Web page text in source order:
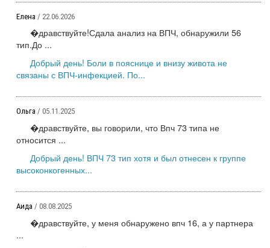
Елена / 22.06.2026
�дравствуйте!Сдала анализ на ВПЧ, обнаружили 56
тип.До ...
Добрый день! Боли в пояснице и внизу живота не
связаны с ВПЧ-инфекцией. По...
Ольга / 05.11.2025
�дравствуйте, вы говорили, что Впч 73 типа не
относится ...
Добрый день! ВПЧ 73 тип хотя и был отнесен к группе
высоконкогенных...
Аида / 08.08.2025
�дравствуйте, у меня обнаружено впч 16, а у партнера
...